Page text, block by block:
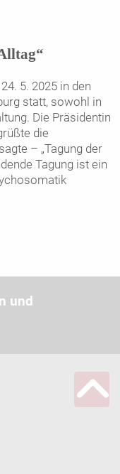
5. 2025 in den
statt, sowohl in
Die Präsidentin
die
– „Tagung der
Tagung ist ein
und